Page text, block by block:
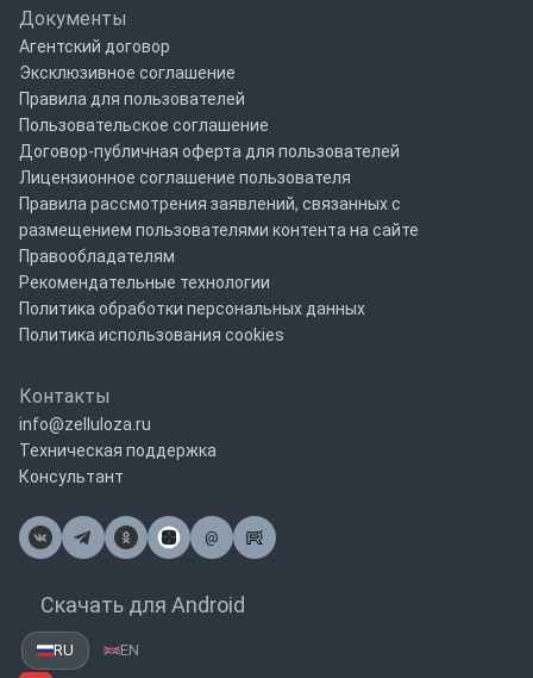
Документы
Агентский договор
Эксклюзивное соглашение
Правила для пользователей
Пользовательское соглашение
Договор-публичная оферта для пользователей
Лицензионное соглашение пользователя
Правила рассмотрения заявлений, связанных с
размещением пользователями контента на сайте
Правообладателям
Рекомендательные технологии
Политика обработки персональных данных
Политика использования cookies
Контакты
info@zelluloza.ru
Техническая поддержка
Консультант
@
Почта
Скачать для Android
RU EN